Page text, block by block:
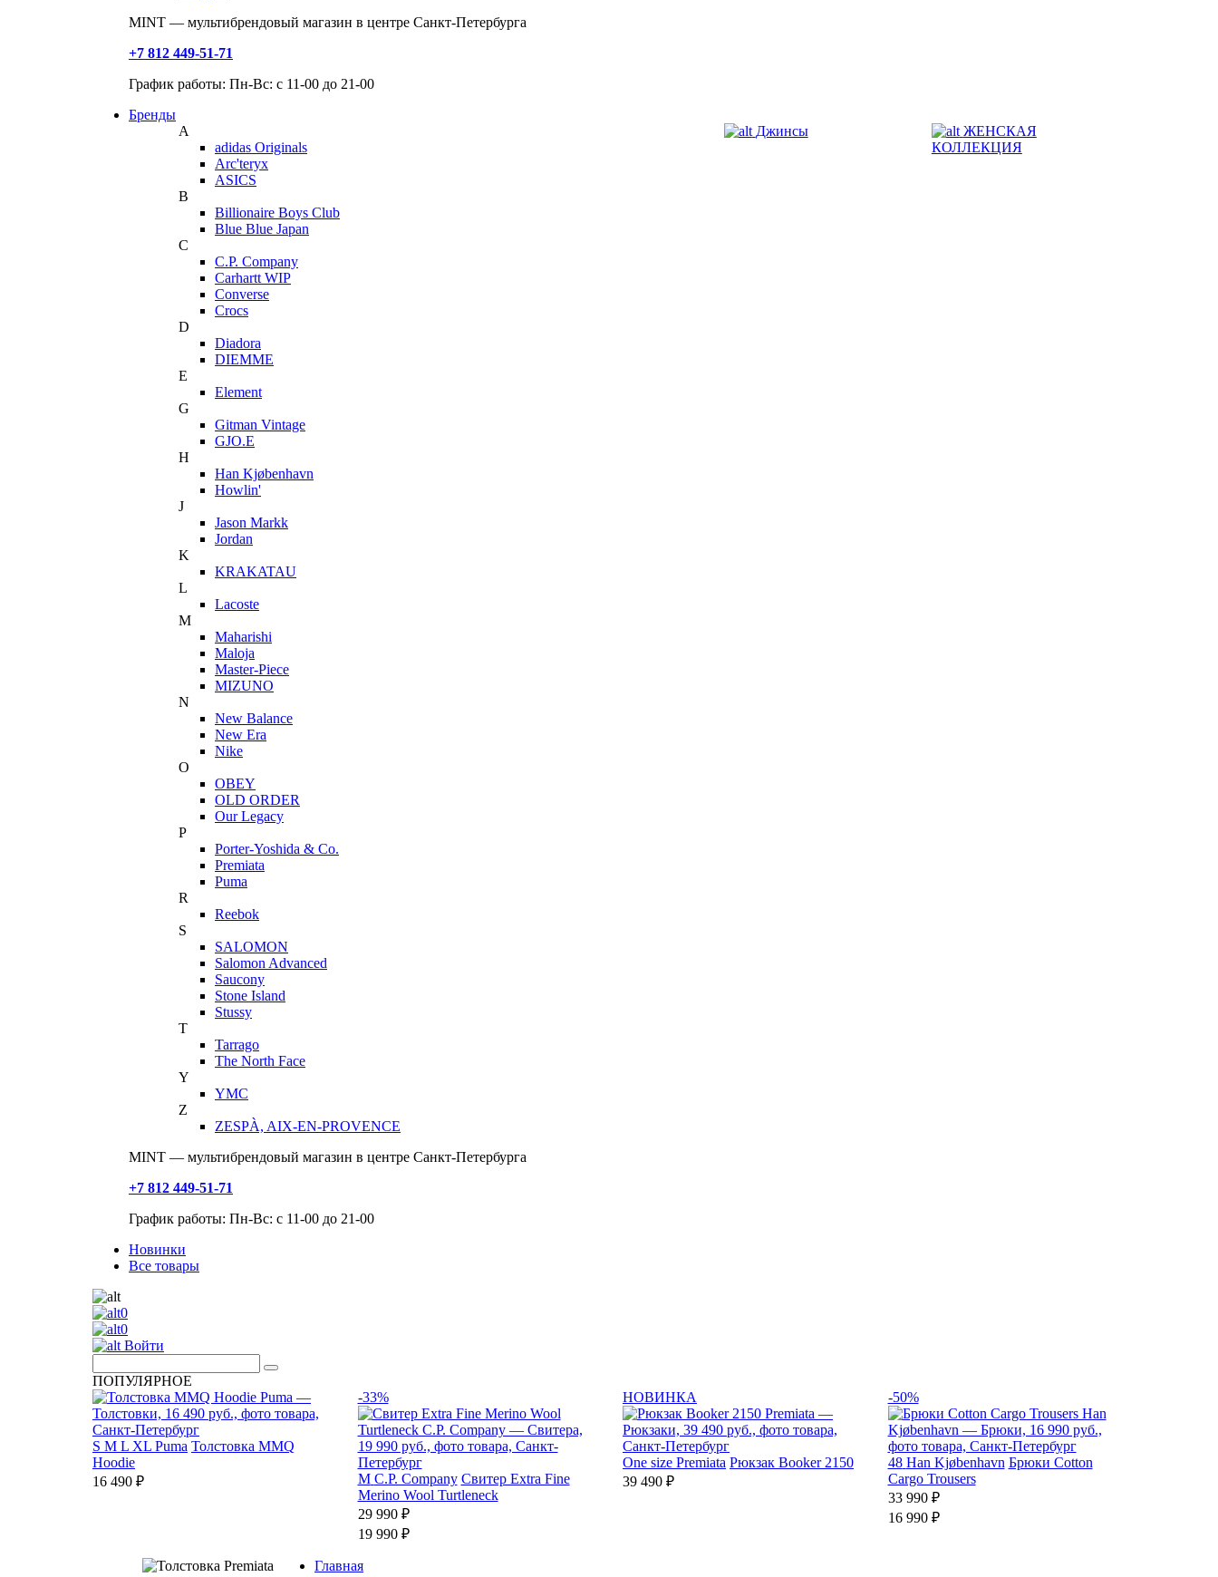
MINT — мультибрендовый магазин в центре Санкт-Петербурга
+7 812 449-51-71
График работы: Пн-Вс: с 11-00 до 21-00
Бренды
A
adidas Originals
Arc'teryx
ASICS
B
Billionaire Boys Club
Blue Blue Japan
C
C.P. Company
Carhartt WIP
Converse
Crocs
D
Diadora
DIEMME
E
Element
G
Gitman Vintage
GJO.E
H
Han Kjøbenhavn
Howlin'
J
Jason Markk
Jordan
K
KRAKATAU
L
Lacoste
M
Maharishi
Maloja
Master-Piece
MIZUNO
N
New Balance
New Era
Nike
O
OBEY
OLD ORDER
Our Legacy
P
Porter-Yoshida & Co.
Premiata
Puma
R
Reebok
S
SALOMON
Salomon Advanced
Saucony
Stone Island
Stussy
T
Tarrago
The North Face
Y
YMC
Z
ZESPÀ, AIX-EN-PROVENCE
Джинсы
ЖЕНСКАЯ
КОЛЛЕКЦИЯ
MINT — мультибрендовый магазин в центре Санкт-Петербурга
+7 812 449-51-71
График работы: Пн-Вс: с 11-00 до 21-00
Новинки
Все товары
0
0
Войти
ПОПУЛЯРНОЕ
S M L XL Puma Толстовка MMQ
Hoodie
16 490 ₽
-33%
М C.P. Company Свитер Extra Fine
Merino Wool Turtleneck
29 990 ₽
19 990 ₽
НОВИНКА
One size Premiata Рюкзак Booker 2150
39 490 ₽
-50%
48 Han Kjøbenhavn Брюки Cotton
Cargo Trousers
33 990 ₽
16 990 ₽
Главная